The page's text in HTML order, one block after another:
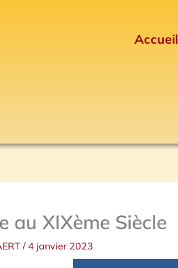
Accueil
au XIXème Siècle
/ 4 janvier 2023